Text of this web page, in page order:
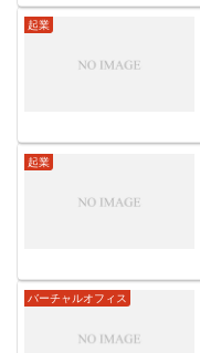
起業
起業
バーチャルオフィス